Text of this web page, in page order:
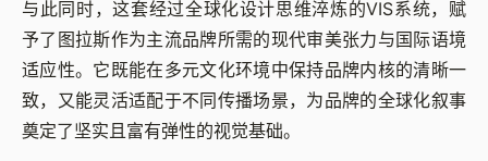
与此同时，这套经过全球化设计思维淬炼的VIS系统，赋
予了图拉斯作为主流品牌所需的现代审美张力与国际语境
适应性。它既能在多元文化环境中保持品牌内核的清晰一
致，又能灵活适配于不同传播场景，为品牌的全球化叙事
奠定了坚实且富有弹性的视觉基础。